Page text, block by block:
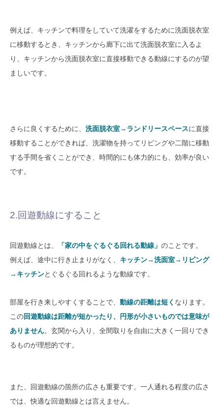
例えば、キッチンで料理をしていて洗濯をするために洗面脱衣室
に移動するとき、キッチンから廊下に出て洗面脱衣室に入るよ
り、キッチンから洗面脱衣室に直接移動できる動線にするのが望
ましいです。
さらに良くするために、 洗面脱衣室→ランドリースペースに直接
移動することができれば、洗濯物を持ってリビングや二階に移動
する手間を省くことができ、時間的にも体力的にも、効率が良い
です。
2.回遊動線にすること
回遊動線とは、 「家の中をぐるぐる回れる動線」 のことです。
例えば、途中に行き止まりがなく、 キッチン→洗面室→リビング
→キッチンとぐるぐる回れるような動線です。
部屋を行き来しやすくすることで、 動線の距離は短く なります。
この回遊動線は距離が短かったり、円形が小さいものでは意味が
ありません。 玄関から入り、全間取りを自由に大きく一回りでき
るものが理想的です。
また、回遊動線の箇所の広さも重要です。 一人通れる程度の広さ
では、快適な回遊動線とは言えません。